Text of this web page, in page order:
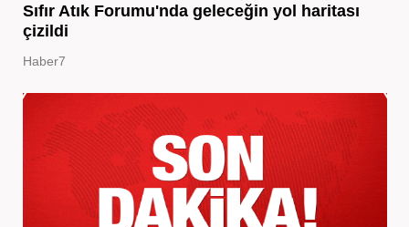
Sıfır Atık Forumu'nda geleceğin yol haritası
çizildi
Haber7